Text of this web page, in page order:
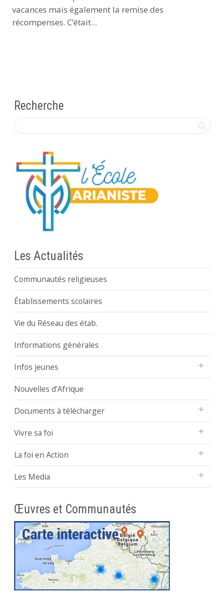
vacances mais également la remise des
récompenses. C’était...
Recherche
Les Actualités
Communautés religieuses
Établissements scolaires
Vie du Réseau des étab.
Informations générales
Infos jeunes
Nouvelles d’Afrique
Documents à télécharger
Vivre sa foi
La foi en Action
Les Media
Œuvres et Communautés